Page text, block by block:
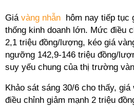
Giá vàng nhẫn hôm nay tiếp tục
thống kinh doanh lớn. Mức điều
2,1 triệu đồng/lượng, kéo giá
ngưỡng 142,9-146 triệu đồng/
suy yếu chung của thị trường
Khảo sát sáng 30/6 cho thấy,
điều chỉnh giảm mạnh 2 triệu